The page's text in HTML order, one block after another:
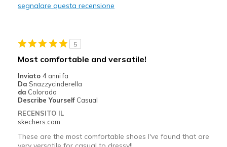
Migliori Utilizzi:
Going Out
Travel
segnalare questa recensione
5
Most comfortable and versatile!
Inviato 4 anni fa
Da Snazzycinderella
da Colorado
Describe Yourself Casual
RECENSITO IL
skechers.com
These are the most comfortable shoes I've found that are